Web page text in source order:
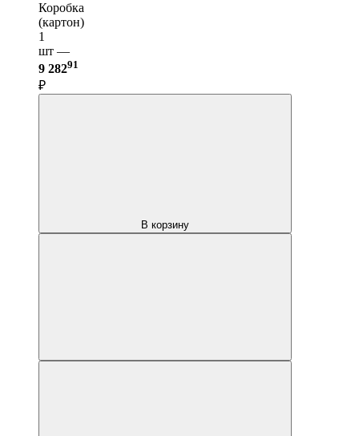
Коробка
(картон)
1
шт —
9 28291
₽
В корзину